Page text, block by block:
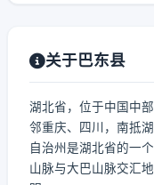
关于巴东县
湖北省，位于中国中
邻重庆、四川，南抵
自治州是湖北省的一
山脉与大巴山脉交汇